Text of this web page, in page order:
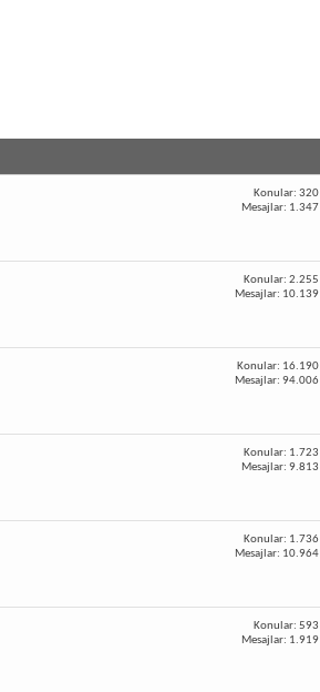
Konular: 320
Mesajlar: 1.347
Konular: 2.255
Mesajlar: 10.139
Konular: 16.190
Mesajlar: 94.006
Konular: 1.723
Mesajlar: 9.813
Konular: 1.736
Mesajlar: 10.964
Konular: 593
Mesajlar: 1.919